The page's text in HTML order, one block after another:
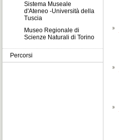
Sistema Museale
d'Ateneo -Università della
Tuscia
Museo Regionale di
Scienze Naturali di Torino
Percorsi